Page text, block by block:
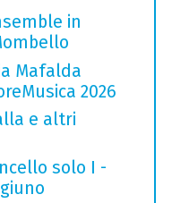
in
Mafalda
2026
e altri
solo I -